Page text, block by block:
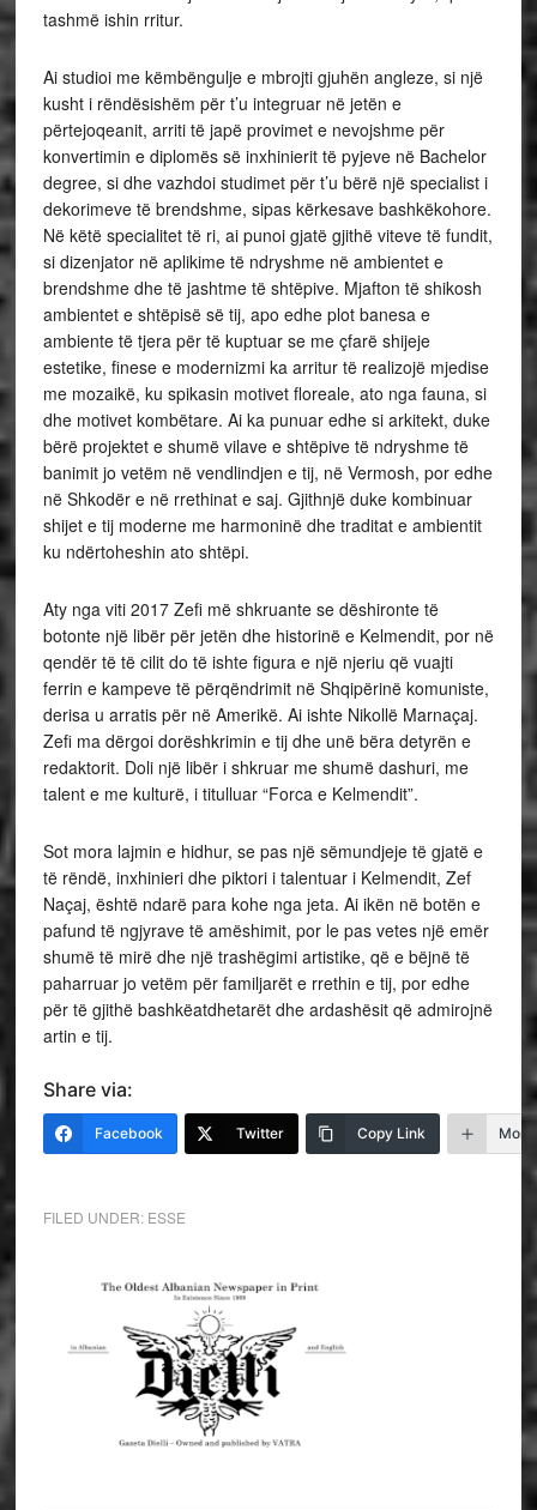
tashmë ishin rritur.
Ai studioi me këmbëngulje e mbrojti gjuhën angleze, si një
kusht i rëndësishëm për t’u integruar në jetën e
përtejoqeanit, arriti të japë provimet e nevojshme për
konvertimin e diplomës së inxhinierit të pyjeve në Bachelor
degree, si dhe vazhdoi studimet për t’u bërë një specialist i
dekorimeve të brendshme, sipas kërkesave bashkëkohore.
Në këtë specialitet të ri, ai punoi gjatë gjithë viteve të fundit,
si dizenjator në aplikime të ndryshme në ambientet e
brendshme dhe të jashtme të shtëpive. Mjafton të shikosh
ambientet e shtëpisë së tij, apo edhe plot banesa e
ambiente të tjera për të kuptuar se me çfarë shijeje
estetike, finese e modernizmi ka arritur të realizojë mjedise
me mozaikë, ku spikasin motivet floreale, ato nga fauna, si
dhe motivet kombëtare. Ai ka punuar edhe si arkitekt, duke
bërë projektet e shumë vilave e shtëpive të ndryshme të
banimit jo vetëm në vendlindjen e tij, në Vermosh, por edhe
në Shkodër e në rrethinat e saj. Gjithnjë duke kombinuar
shijet e tij moderne me harmoninë dhe traditat e ambientit
ku ndërtoheshin ato shtëpi.
Aty nga viti 2017 Zefi më shkruante se dëshironte të
botonte një libër për jetën dhe historinë e Kelmendit, por në
qendër të të cilit do të ishte figura e një njeriu që vuajti
ferrin e kampeve të përqëndrimit në Shqipërinë komuniste,
derisa u arratis për në Amerikë. Ai ishte Nikollë Marnaçaj.
Zefi ma dërgoi dorëshkrimin e tij dhe unë bëra detyrën e
redaktorit. Doli një libër i shkruar me shumë dashuri, me
talent e me kulturë, i titulluar “Forca e Kelmendit”.
Sot mora lajmin e hidhur, se pas një sëmundjeje të gjatë e
të rëndë, inxhinieri dhe piktori i talentuar i Kelmendit, Zef
Naçaj, është ndarë para kohe nga jeta. Ai ikën në botën e
pafund të ngjyrave të amëshimit, por le pas vetes një emër
shumë të mirë dhe një trashëgimi artistike, që e bëjnë të
paharruar jo vetëm për familjarët e rrethin e tij, por edhe
për të gjithë bashkëatdhetarët dhe ardashësit që admirojnë
artin e tij.
Share via:
Facebook Twitter Copy Link More
FILED UNDER: ESSE